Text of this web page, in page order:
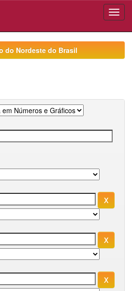
do Nordeste do Brasil